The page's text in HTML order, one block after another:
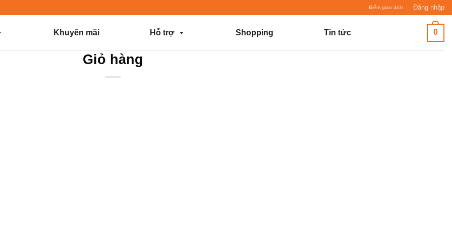
Điểm giao dịch Đăng nhập
Khuyến mãi Hỗ trợ Shopping Tin tức 0
Giỏ hàng